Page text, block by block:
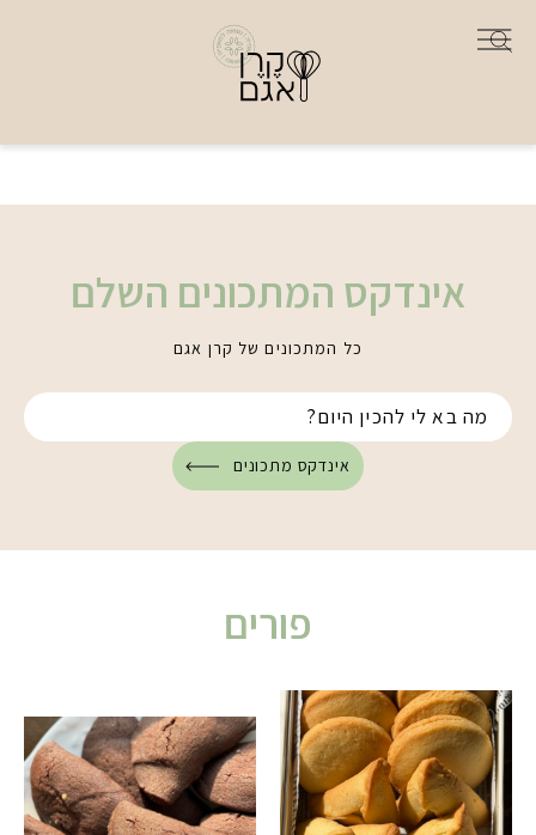
אינדקס המתכונים השלם
כל המתכונים של קרן אגם
אינדקס מתכונים
פורים